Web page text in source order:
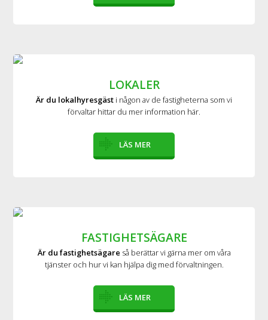
LOKALER
Är du lokalhyresgäst i någon av de fastigheterna som vi
förvaltar hittar du mer information här.
LÄS MER
FASTIGHETSÄGARE
Är du fastighetsägare så berättar vi gärna mer om våra
tjänster och hur vi kan hjälpa dig med förvaltningen.
LÄS MER